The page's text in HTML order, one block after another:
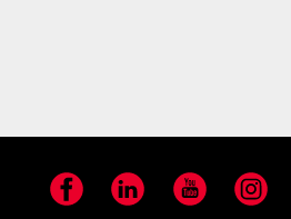
FacebookLinkedIn YouTube